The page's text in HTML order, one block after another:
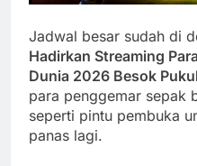
Jadwal besar sudah di
Hadirkan Streaming
Dunia 2026 Besok
para penggemar sepak
seperti pintu pembuka
panas lagi.